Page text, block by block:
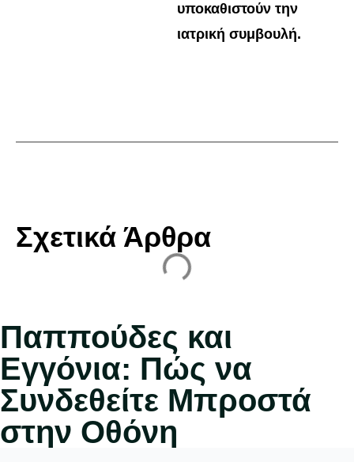
υποκαθιστούν την
ιατρική συμβουλή.
Σχετικά Άρθρα
Παππούδες και
Εγγόνια: Πώς να
Συνδεθείτε Μπροστά
στην Οθόνη